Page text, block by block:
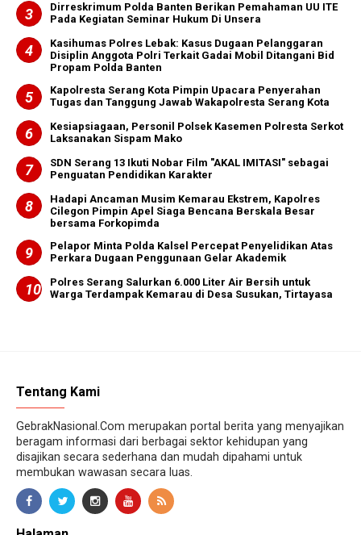
Dirreskrimum Polda Banten Berikan Pemahaman UU ITE
Pada Kegiatan Seminar Hukum Di Unsera
Kasihumas Polres Lebak: Kasus Dugaan Pelanggaran
Disiplin Anggota Polri Terkait Gadai Mobil Ditangani Bid
Propam Polda Banten
Kapolresta Serang Kota Pimpin Upacara Penyerahan
Tugas dan Tanggung Jawab Wakapolresta Serang Kota
Kesiapsiagaan, Personil Polsek Kasemen Polresta Serkot
Laksanakan Sispam Mako
SDN Serang 13 Ikuti Nobar Film "AKAL IMITASI" sebagai
Penguatan Pendidikan Karakter
Hadapi Ancaman Musim Kemarau Ekstrem, Kapolres
Cilegon Pimpin Apel Siaga Bencana Berskala Besar
bersama Forkopimda
Pelapor Minta Polda Kalsel Percepat Penyelidikan Atas
Perkara Dugaan Penggunaan Gelar Akademik
Polres Serang Salurkan 6.000 Liter Air Bersih untuk
Warga Terdampak Kemarau di Desa Susukan, Tirtayasa
Tentang Kami
GebrakNasional.Com merupakan portal berita yang menyajikan
beragam informasi dari berbagai sektor kehidupan yang
disajikan secara sederhana dan mudah dipahami untuk
membukan wawasan secara luas.